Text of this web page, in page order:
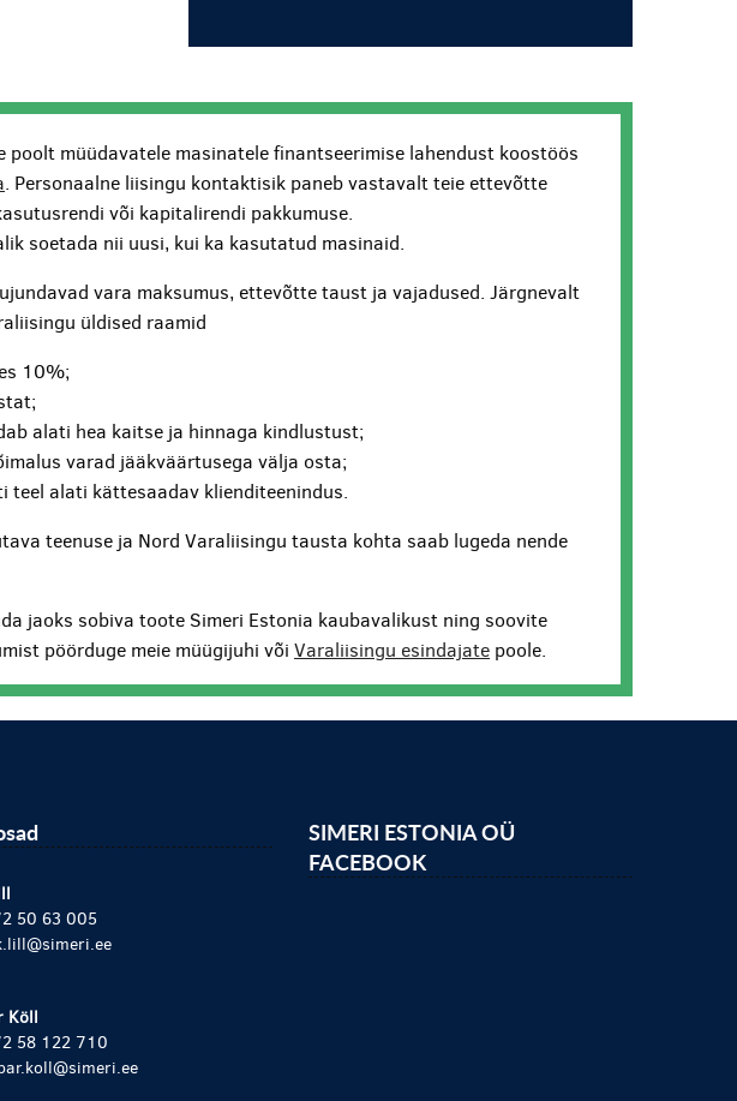
poolt müüdavatele masinatele finantseerimise lahendust koostöös
. Personaalne liisingu kontaktisik paneb vastavalt teie ettevõtte
või kapitalirendi pakkumuse.
soetada nii uusi, kui ka kasutatud masinaid.
vara maksumus, ettevõtte taust ja vajadused. Järgnevalt
üldised raamid
10%;
alati hea kaitse ja hinnaga kindlustust;
varad jääkväärtusega välja osta;
teel alati kättesaadav klienditeenindus.
teenuse ja Nord Varaliisingu tausta kohta saab lugeda nende
jaoks sobiva toote Simeri Estonia kaubavalikust ning soovite
pöörduge meie müügijuhi võiVaraliisingu esindajate poole.
50 63 005
Köll
58 122 710
SIMERI ESTONIA OÜ
FACEBOOK